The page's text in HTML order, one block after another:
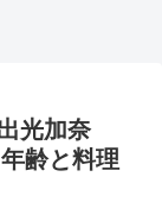
光加奈
齢と料理